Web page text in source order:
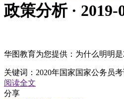
政策分析 · 2019-
华图教育为您提供：为什么明明
关键词： 2020年国家国家公务员
阅读全文
分享